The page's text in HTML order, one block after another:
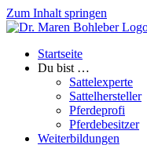
Zum Inhalt springen
Startseite
Du bist …
Sattelexperte
Sattelhersteller
Pferdeprofi
Pferdebesitzer
Weiterbildungen